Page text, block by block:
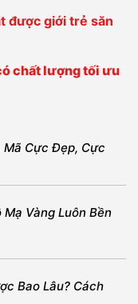
được giới trẻ săn
chất lượng tối ưu
Mã Cực Đẹp, Cực
Vàng Luôn Bền
Bao Lâu? Cách